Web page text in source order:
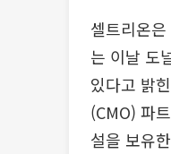
셀트리온
는 이날 도
있다고 밝
(CMO) 파
설을 보유